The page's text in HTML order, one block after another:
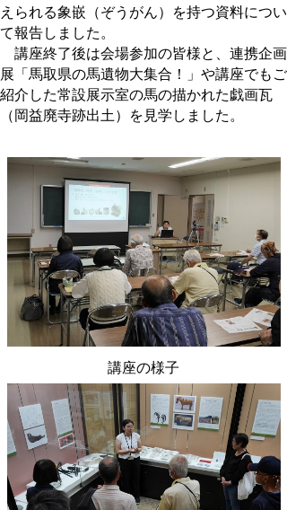
えられる象嵌（ぞうがん）を持つ資料につい
て報告しました。
講座終了後は会場参加の皆様と、連携企画
展「馬取県の馬遺物大集合！」や講座でもご
紹介した常設展示室の馬の描かれた戯画瓦
（岡益廃寺跡出土）を見学しました。
講座の様子